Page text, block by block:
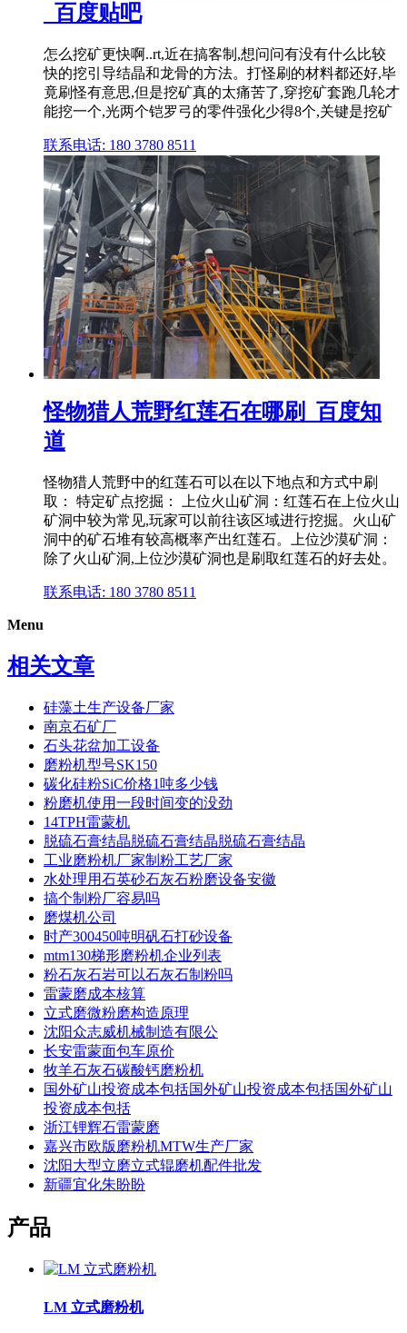
_百度贴吧
怎么挖矿更快啊..rt,近在搞客制,想问问有没有什么比较
快的挖引导结晶和龙骨的方法。打怪刷的材料都还好,毕
竟刷怪有意思,但是挖矿真的太痛苦了,穿挖矿套跑几轮才
能挖一个,光两个铠罗弓的零件强化少得8个,关键是挖矿
联系电话: 180 3780 8511
怪物猎人荒野红莲石在哪刷_百度知
道
怪物猎人荒野中的红莲石可以在以下地点和方式中刷
取： 特定矿点挖掘： 上位火山矿洞：红莲石在上位火山
矿洞中较为常见,玩家可以前往该区域进行挖掘。火山矿
洞中的矿石堆有较高概率产出红莲石。上位沙漠矿洞：
除了火山矿洞,上位沙漠矿洞也是刷取红莲石的好去处。
联系电话: 180 3780 8511
Menu
相关文章
硅藻土生产设备厂家
南京石矿厂
石头花盆加工设备
磨粉机型号SK150
碳化硅粉SiC价格1吨多少钱
粉磨机使用一段时间变的没劲
14TPH雷蒙机
脱硫石膏结晶脱硫石膏结晶脱硫石膏结晶
工业磨粉机厂家制粉工艺厂家
水处理用石英砂石灰石粉磨设备安徽
搞个制粉厂容易吗
磨煤机公司
时产300450吨明矾石打砂设备
mtm130梯形磨粉机企业列表
粉石灰石岩可以石灰石制粉吗
雷蒙磨成本核算
立式磨微粉磨构造原理
沈阳众志威机械制造有限公
长安雷蒙面包车原价
牧羊石灰石碳酸钙磨粉机
国外矿山投资成本包括国外矿山投资成本包括国外矿山
投资成本包括
浙江锂辉石雷蒙磨
嘉兴市欧版磨粉机MTW生产厂家
沈阳大型立磨立式辊磨机配件批发
新疆宜化朱盼盼
产品
LM 立式磨粉机